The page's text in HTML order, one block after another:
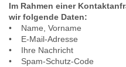
Im Rahmen einer
wir folgende Daten:
• Name, Vorname
• E-Mail-Adresse
• Ihre Nachricht
• Spam-Schutz-Code